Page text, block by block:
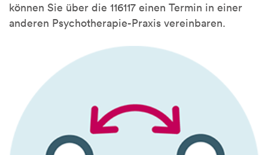
können Sie über die 116117 einen Termin in einer
anderen Psychotherapie-Praxis vereinbaren.